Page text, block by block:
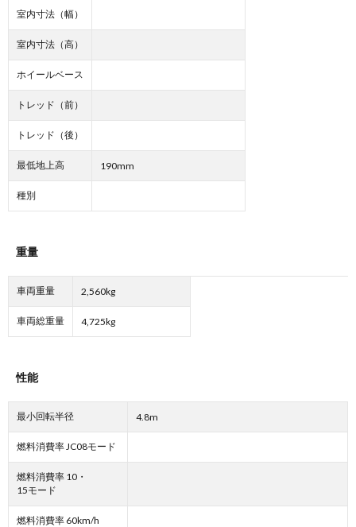
室内寸法（幅）
室内寸法（高）
ホイールベース
トレッド（前）
トレッド（後）
最低地上高 190mm
種別
重量
車両重量 2,560kg
車両総重量 4,725kg
性能
最小回転半径 4.8m
燃料消費率 JC08モード
燃料消費率 10・
15モード
燃料消費率 60km/h